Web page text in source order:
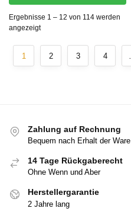
Ergebnisse 1 – 12 von 114 werden
angezeigt
1 2 3 4
Zahlung auf Rechnung
Bequem nach Erhalt der Ware
14 Tage Rückgaberecht
Ohne Wenn und Aber
Herstellergarantie
2 Jahre lang